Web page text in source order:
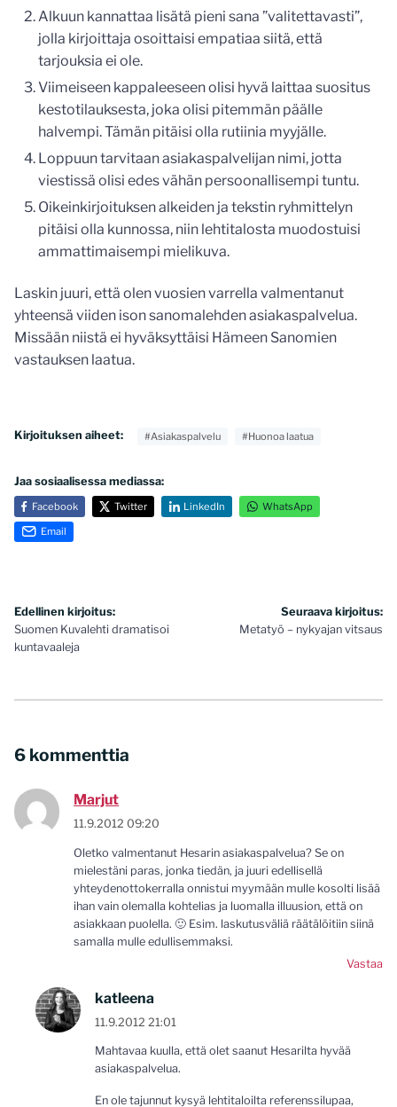
Alkuun kannattaa lisätä pieni sana ”valitettavasti”,
jolla kirjoittaja osoittaisi empatiaa siitä, että
tarjouksia ei ole.
Viimeiseen kappaleeseen olisi hyvä laittaa suositus
kestotilauksesta, joka olisi pitemmän päälle
halvempi. Tämän pitäisi olla rutiinia myyjälle.
Loppuun tarvitaan asiakaspalvelijan nimi, jotta
viestissä olisi edes vähän persoonallisempi tuntu.
Oikeinkirjoituksen alkeiden ja tekstin ryhmittelyn
pitäisi olla kunnossa, niin lehtitalosta muodostuisi
ammattimaisempi mielikuva.
Laskin juuri, että olen vuosien varrella valmentanut
yhteensä viiden ison sanomalehden asiakaspalvelua.
Missään niistä ei hyväksyttäisi Hämeen Sanomien
vastauksen laatua.
Kirjoituksen aiheet: #Asiakaspalvelu #Huonoa laatua
Jaa sosiaalisessa mediassa:
Facebook Twitter LinkedIn WhatsApp
Email
Artikkelien
selaus
Edellinen kirjoitus:
Suomen Kuvalehti dramatisoi
kuntavaaleja
Seuraava kirjoitus:
Metatyö – nykyajan vitsaus
6 kommenttia
Marjut
11.9.2012 09:20
Oletko valmentanut Hesarin asiakaspalvelua? Se on
mielestäni paras, jonka tiedän, ja juuri edellisellä
yhteydenottokerralla onnistui myymään mulle kosolti lisää
ihan vain olemalla kohtelias ja luomalla illuusion, että on
asiakkaan puolella. 🙂 Esim. laskutusväliä räätälöitiin siinä
samalla mulle edullisemmaksi.
Vastaa
katleena
11.9.2012 21:01
Mahtavaa kuulla, että olet saanut Hesarilta hyvää
asiakaspalvelua.
En ole tajunnut kysyä lehtitaloilta referenssilupaa,